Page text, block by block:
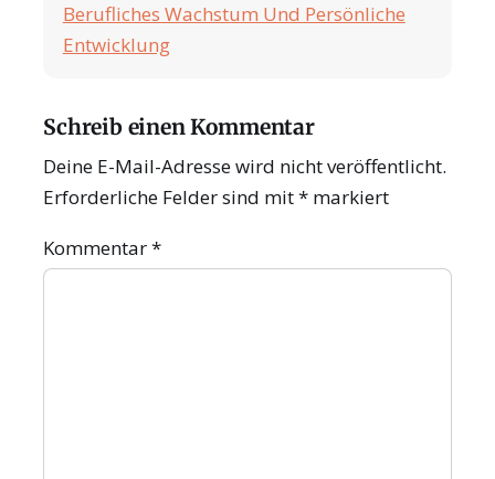
Berufliches Wachstum Und Persönliche
Entwicklung
Schreib einen Kommentar
Deine E-Mail-Adresse wird nicht veröffentlicht.
Erforderliche Felder sind mit* markiert
Kommentar*